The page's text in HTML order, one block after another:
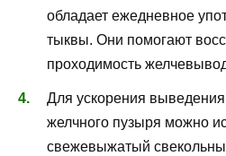
обладает ежедневное
тыквы. Они помогают
проходимость
Для ускорения
желчного пузыря можно
свежевыжатый